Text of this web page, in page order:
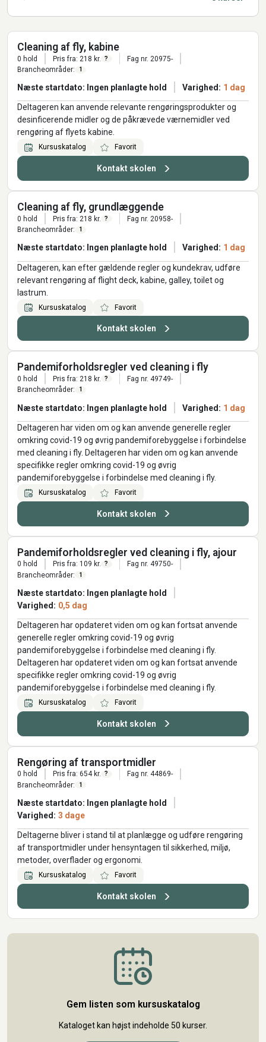
Cleaning af fly, kabine
0 hold Pris fra: 218 kr. ?
Fag nr. 20975-
Brancheområder:
1
Næste startdato: Ingen planlagte hold Varighed: 1 dag
Deltageren kan anvende relevante rengøringsprodukter og
desinficerende midler og de påkrævede værnemidler ved
rengøring af flyets kabine.
Kursuskatalog Favorit
Kontakt skolen
Cleaning af fly, grundlæggende
0 hold Pris fra: 218 kr. ?
Fag nr. 20958-
Brancheområder:
1
Næste startdato: Ingen planlagte hold Varighed: 1 dag
Deltageren, kan efter gældende regler og kundekrav, udføre
relevant rengøring af flight deck, kabine, galley, toilet og
lastrum.
Kursuskatalog Favorit
Kontakt skolen
Pandemiforholdsregler ved cleaning i fly
0 hold Pris fra: 218 kr. ?
Fag nr. 49749-
Brancheområder:
1
Næste startdato: Ingen planlagte hold Varighed: 1 dag
Deltageren har viden om og kan anvende generelle regler
omkring covid-19 og øvrig pandemiforebyggelse i forbindelse
med cleaning i fly. Deltageren har viden om og kan anvende
specifikke regler omkring covid-19 og øvrig
pandemiforebyggelse i forbindelse med cleaning i fly.
Kursuskatalog Favorit
Kontakt skolen
Pandemiforholdsregler ved cleaning i fly, ajour
0 hold Pris fra: 109 kr. ?
Fag nr. 49750-
Brancheområder:
1
Næste startdato: Ingen planlagte hold
Varighed: 0,5 dag
Deltageren har opdateret viden om og kan fortsat anvende
generelle regler omkring covid-19 og øvrig
pandemiforebyggelse i forbindelse med cleaning i fly.
Deltageren har opdateret viden om og kan fortsat anvende
specifikke regler omkring covid-19 og øvrig
pandemiforebyggelse i forbindelse med cleaning i fly.
Kursuskatalog Favorit
Kontakt skolen
Rengøring af transportmidler
0 hold Pris fra: 654 kr. ?
Fag nr. 44869-
Brancheområder:
1
Næste startdato: Ingen planlagte hold
Varighed: 3 dage
Deltagerne bliver i stand til at planlægge og udføre rengøring
af transportmidler under hensyntagen til sikkerhed, miljø,
metoder, overflader og ergonomi.
Kursuskatalog Favorit
Kontakt skolen
Gem listen som kursuskatalog
Kataloget kan højst indeholde 50 kurser.